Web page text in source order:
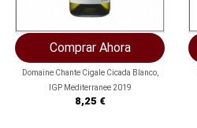
Comprar Ahora
Domaine Chante Cigale Cicada Blanco,
IGP Mediterranee 2019
Precio
8,25 €